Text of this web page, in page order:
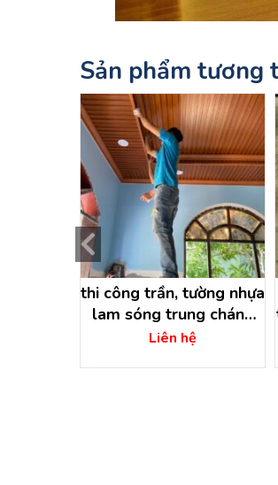
Sản phẩm tương
thi công trần, tường nhựa
lam sóng trung chánh
hóc môn – hồ chí minh
Liên hệ